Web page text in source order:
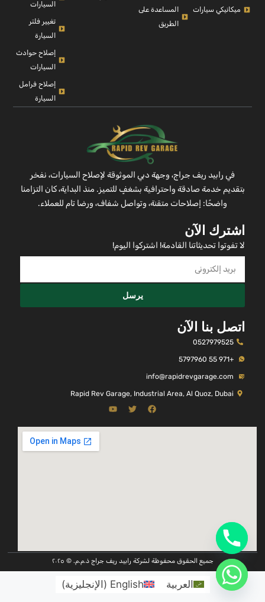
ميكانيكي سيارات
المساعدة على
الطريق
السيارات
تغيير فلتر
السيارة
إصلاح حوادث
السيارات
إصلاح فرامل
السيارة
في رابيد ريف جراج، وجهة دبي الموثوقة لإصلاح السيارات، نفخر
بتقديم خدمة صادقة واحترافية بشغفٍ للتميز. منذ البداية، كان التزامنا
واضحًا: إصلاحات متقنة، وتواصل شفاف، ورضا تام للعملاء.
اشترك الآن
لا تفوتوا تحديثاتنا القادمة! اشتركوا اليوم!
يرسل
اتصل بنا الآن
0527979525
+971 55 5797960
info@rapidrevgarage.com
Rapid Rev Garage, Industrial Area, Al Quoz, Dubai
جميع الحقوق محفوظة لشركة رابيد ريف جراج ذ.م.م. © ٢٠٢٥
العربية English
(الإنجليزية)